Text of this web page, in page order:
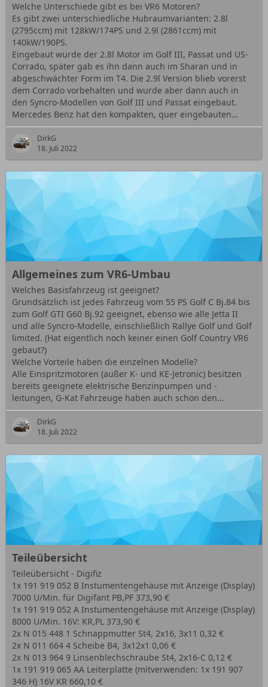
Welche Unterschiede gibt es bei VR6 Motoren?
Es gibt zwei unterschiedliche Hubraumvarianten: 2.8l
(2795ccm) mit 128kW/174PS und 2.9l (2861ccm) mit
140kW/190PS.
Eingebaut wurde der 2.8l Motor im Golf III, Passat und US-
Corrado, später gab es ihn dann auch im Sharan und in
abgeschwächter Form im T4. Die 2.9l Version blieb vorerst
dem Corrado vorbehalten und wurde aber dann auch in
den Syncro-Modellen von Golf III und Passat eingebaut.
Mercedes Benz hat den kompakten, quer eingebauten…
DirkG
18. Juli 2022
Allgemeines zum VR6-Umbau
Welches Basisfahrzeug ist geeignet?
Grundsätzlich ist jedes Fahrzeug vom 55 PS Golf C Bj.84 bis
zum Golf GTI G60 Bj.92 geeignet, ebenso wie alle Jetta II
und alle Syncro-Modelle, einschließlich Rallye Golf und Golf
limited. (Hat eigentlich noch keiner einen Golf Country VR6
gebaut?)
Welche Vorteile haben die einzelnen Modelle?
Alle Einspritzmotoren (außer K- und KE-Jetronic) besitzen
bereits geeignete elektrische Benzinpumpen und -
leitungen, G-Kat Fahrzeuge haben auch schon den…
DirkG
18. Juli 2022
Teileübersicht
Teileübersicht - Digifiz
1x 191 919 052 B Instumentengehäuse mit Anzeige (Display)
7000 U/Min. für Digifant PB,PF 373,90 €
1x 191 919 052 A Instumentengehäuse mit Anzeige (Display)
8000 U/Min. 16V: KR,PL 373,90 €
2x N 015 448 1 Schnappmutter St4, 2x16, 3x11 0,32 €
2x N 011 664 4 Scheibe B4, 3x12x1 0,06 €
2x N 013 964 9 Linsenblechschraube St4, 2x16-C 0,12 €
1x 191 919 065 AA Leiterplatte (mitverwenden: 1x 191 907
346 H) 16V KR 660,10 €